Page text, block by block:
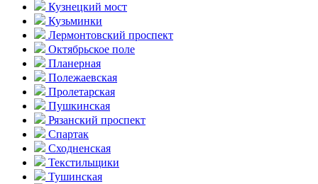
Кузнецкий мост
Кузьминки
Лермонтовский проспект
Октябрьское поле
Планерная
Полежаевская
Пролетарская
Пушкинская
Рязанский проспект
Спартак
Сходненская
Текстильщики
Тушинская